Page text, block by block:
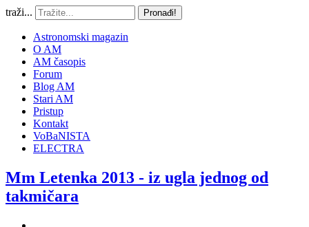
traži... Pronađi!
Astronomski magazin
O AM
AM časopis
Forum
Blog AM
Stari AM
Pristup
Kontakt
VoBaNISTA
ELECTRA
Mm Letenka 2013 - iz ugla jednog od
takmičara